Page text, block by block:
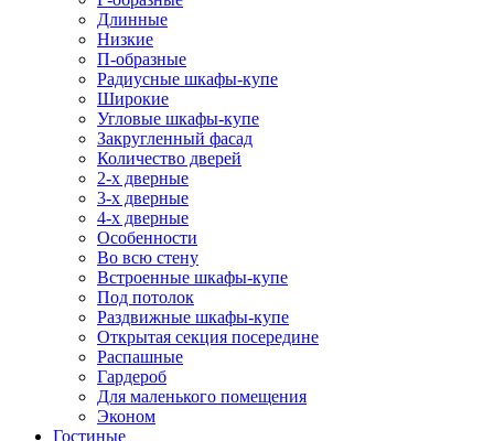
Длинные
Низкие
П-образные
Радиусные шкафы-купе
Широкие
Угловые шкафы-купе
Закругленный фасад
Количество дверей
2-х дверные
3-х дверные
4-х дверные
Особенности
Во всю стену
Встроенные шкафы-купе
Под потолок
Раздвижные шкафы-купе
Открытая секция посередине
Распашные
Гардероб
Для маленького помещения
Эконом
Гостиные